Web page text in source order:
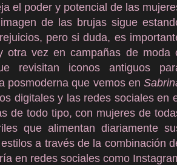
el poder y potencial de las
de las brujas sigue
pero si duda, es
otra vez en campañas de moda
revisitan iconos antiguos
posmoderna que vemos en
digitales y las redes sociales en
de todo tipo, con mujeres de
que alimentan diariamente
a través de la combinación
en redes sociales como